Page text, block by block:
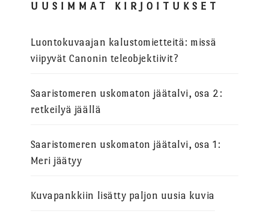
UUSIMMAT KIRJOITUKSET
Luontokuvaajan kalustomietteitä: missä
viipyvät Canonin teleobjektiivit?
Saaristomeren uskomaton jäätalvi, osa 2:
retkeilyä jäällä
Saaristomeren uskomaton jäätalvi, osa 1:
Meri jäätyy
Kuvapankkiin lisätty paljon uusia kuvia